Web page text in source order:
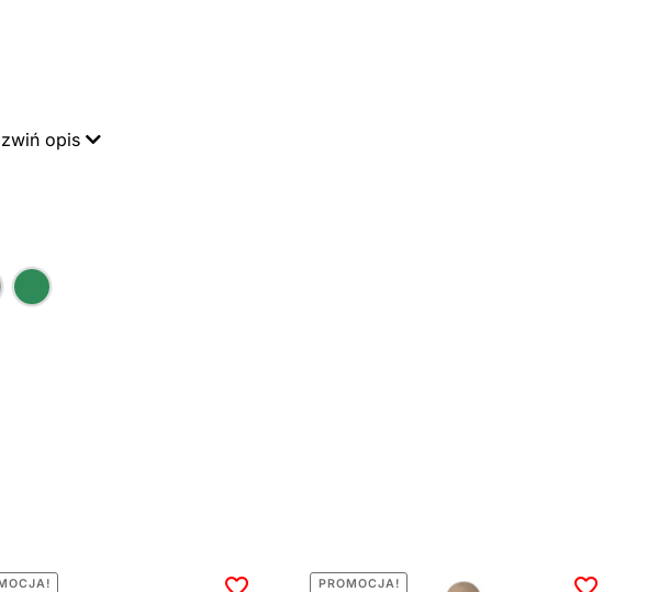
dekoracyjne. Najważniejszą cechą kinkietów powinna być jednak ich
przy czytaniu lub główne oświetlenie w pokoju ze skosami. W
opis
PROMOCJA!